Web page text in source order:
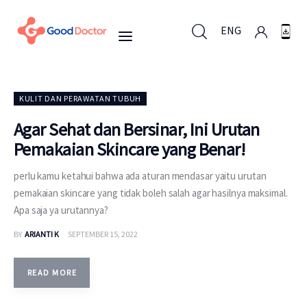
ENG
Untuk Bisnis
Untuk Anda
Berita
Layanan
KULIT DAN PERAWATAN TUBUH
Agar Sehat dan Bersinar, Ini Urutan
Pemakaian Skincare yang Benar!
perlu kamu ketahui bahwa ada aturan mendasar yaitu urutan
pemakaian skincare yang tidak boleh salah agar hasilnya maksimal.
Apa saja ya urutannya?
BY ARIANTI K SEPTEMBER 15, 2022
READ MORE